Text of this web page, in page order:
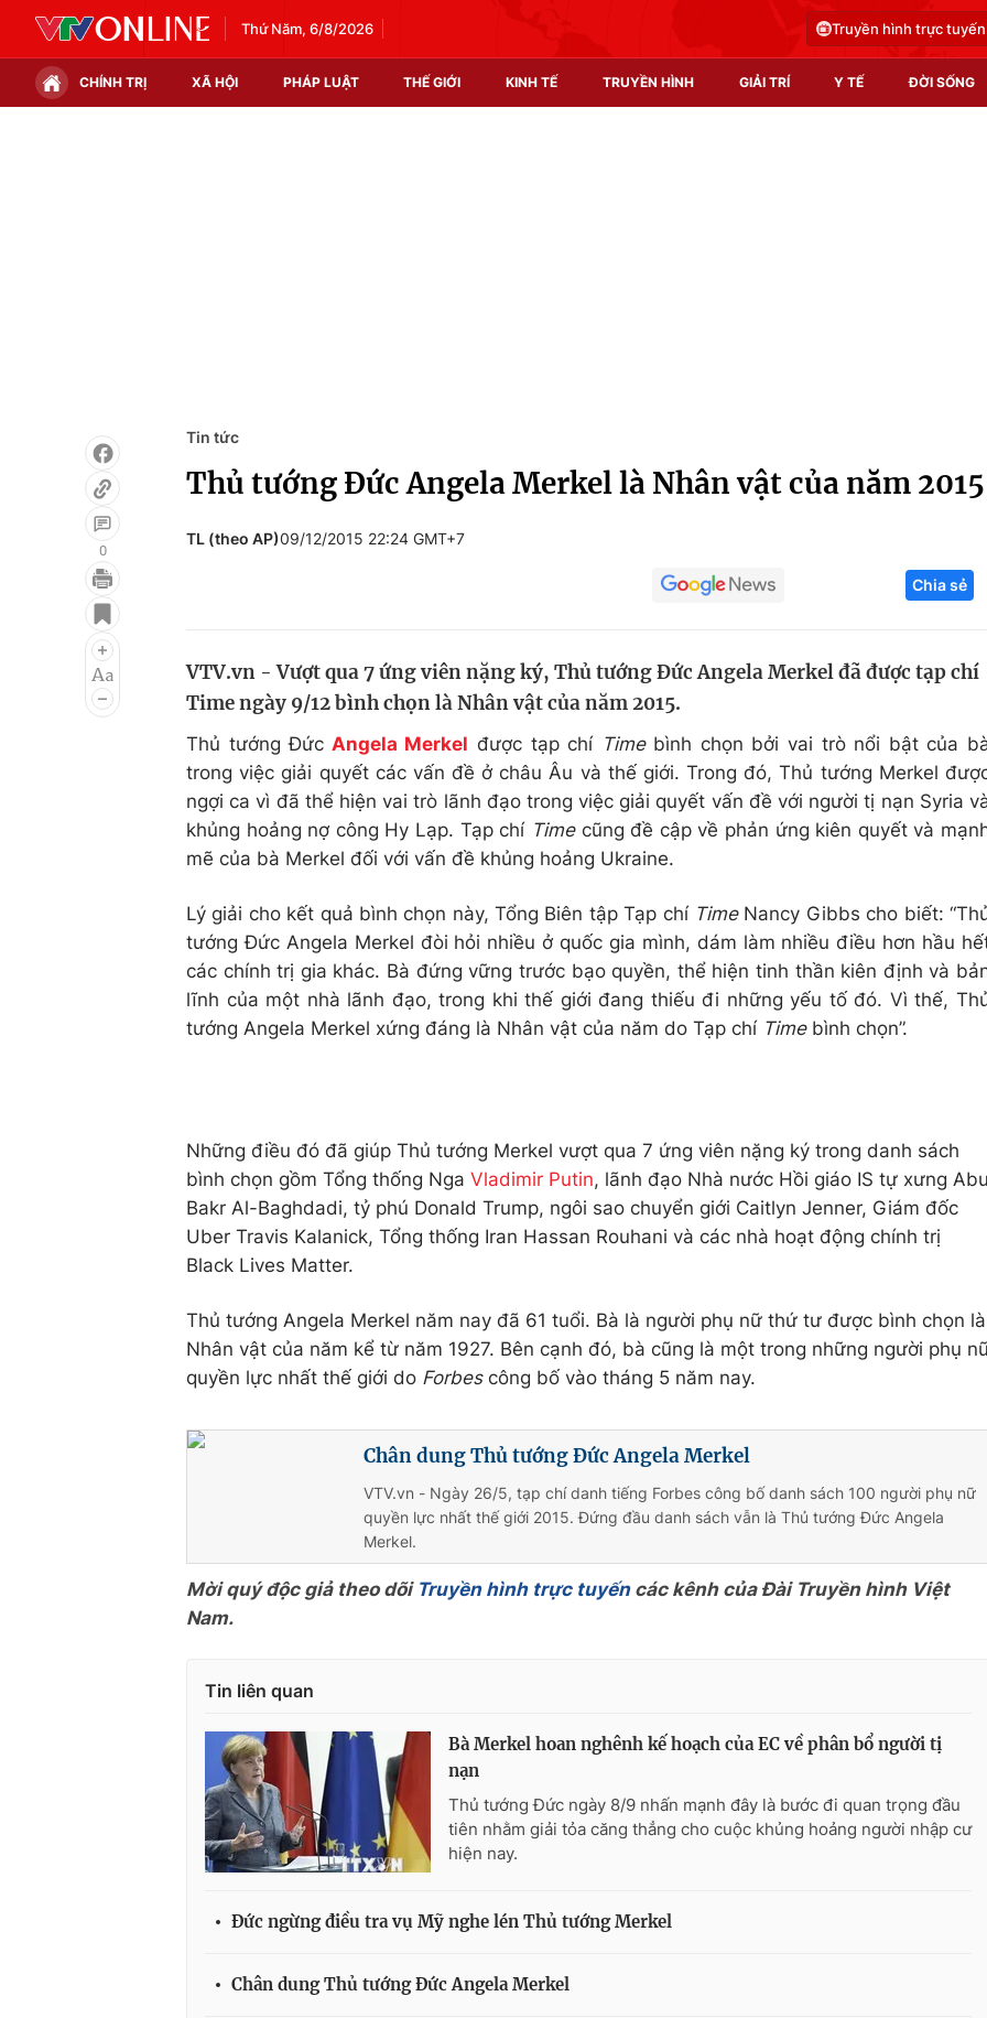
Thứ Năm, 6/8/2026 Truyền hình trực tuyến
CHÍNH TRỊ XÃ HỘI PHÁP LUẬT THẾ GIỚI KINH TẾ TRUYỀN HÌNH GIẢI TRÍ Y TẾ ĐỜI SỐNG
Infographic
Điện ảnh
Âm nhạc
Làm đẹp
Học trực tuyến
Công nghệ
Sản phẩm
Tư vấn
0
Tin tức
Thủ tướng Đức Angela Merkel là Nhân vật của năm 2015
TL (theo AP)09/12/2015 22:24 GMT+7
Chia sẻ
VTV.vn - Vượt qua 7 ứng viên nặng ký, Thủ tướng Đức Angela Merkel đã được tạp chí
Time ngày 9/12 bình chọn là Nhân vật của năm 2015.
Thủ tướng Đức Angela Merkel được tạp chí Timebình chọn bởi vai trò nổi bật của
trong việc giải quyết các vấn đề ở châu Âu và thế giới. Trong đó, Thủ tướng Merkel
ngợi ca vì đã thể hiện vai trò lãnh đạo trong việc giải quyết vấn đề với người tị nạn Syria
khủng hoảng nợ công Hy Lạp. Tạp chí Timecũng đề cập về phản ứng kiên quyết và
mẽ của bà Merkel đối với vấn đề khủng hoảng Ukraine.
Lý giải cho kết quả bình chọn này, Tổng Biên tập Tạp chí TimeNancy Gibbs cho biết:
tướng Đức Angela Merkel đòi hỏi nhiều ở quốc gia mình, dám làm nhiều điều hơn hầu
các chính trị gia khác. Bà đứng vững trước bạo quyền, thể hiện tinh thần kiên định và
lĩnh của một nhà lãnh đạo, trong khi thế giới đang thiếu đi những yếu tố đó. Vì thế,
tướng Angela Merkel xứng đáng là Nhân vật của năm do Tạp chí Time bình chọn”.
Những điều đó đã giúp Thủ tướng Merkel vượt qua 7 ứng viên nặng ký trong danh sách
bình chọn gồm Tổng thống Nga Vladimir Putin, lãnh đạo Nhà nước Hồi giáo IS tự xưng Abu
Bakr Al-Baghdadi, tỷ phú Donald Trump, ngôi sao chuyển giới Caitlyn Jenner, Giám đốc
Uber Travis Kalanick, Tổng thống Iran Hassan Rouhani và các nhà hoạt động chính trị
Black Lives Matter.
Thủ tướng Angela Merkel năm nay đã 61 tuổi. Bà là người phụ nữ thứ tư được bình chọn là
Nhân vật của năm kể từ năm 1927. Bên cạnh đó, bà cũng là một trong những người phụ
quyền lực nhất thế giới do Forbes công bố vào tháng 5 năm nay.
Chân dung Thủ tướng Đức Angela Merkel
VTV.vn - Ngày 26/5, tạp chí danh tiếng Forbes công bố danh sách 100 người phụ nữ
quyền lực nhất thế giới 2015. Đứng đầu danh sách vẫn là Thủ tướng Đức Angela
Merkel.
Mời quý độc giả theo dõi Truyền hình trực tuyếncác kênh của Đài Truyền hình Việt
Nam.
Tin liên quan
Bà Merkel hoan nghênh kế hoạch của EC về phân bổ người tị
nạn
Thủ tướng Đức ngày 8/9 nhấn mạnh đây là bước đi quan trọng đầu
tiên nhằm giải tỏa căng thẳng cho cuộc khủng hoảng người nhập cư
hiện nay.
Đức ngừng điều tra vụ Mỹ nghe lén Thủ tướng Merkel
Chân dung Thủ tướng Đức Angela Merkel